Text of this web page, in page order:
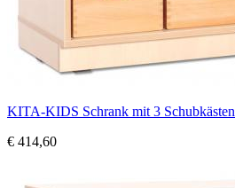
KITA-KIDS Schrank mit 3 Schubkästen
€ 414,60